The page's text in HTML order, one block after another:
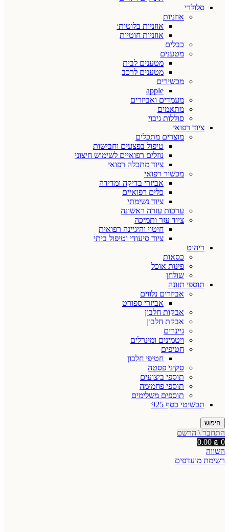
סלולרי
אוזניות
אוזניות בלוטות׳
אוזניות חוטיות
כבלים
מטענים
מטענים לבית
מטענים לרכב
מכשירים
apple
מעמדים ואביזרים
מתאמים
סוללות גיבוי
ציוד רפואי
מוצרים מתכלים
טיפול בפצעים וחבישות
נוזלים רפואיים לשימוש חיצוני
ציוד מתכלה רפואי
מכשור רפואי
אביזרי בדיקה ומדידה
כלים רפואיים
ציוד נשימתי
ערכות עזרה ראשונה
ציוד עזר ותמיכה
חיטוי והיגיינה רפואית
ציוד סיעודי וטיפול ביתי
ריהוט
כסאות
פינות אוכל
שולחן
תוספי תזונה
אביזרים נלווים
אביזרי ספורט
אבקות חלבון
אבקת חלבון
גיינרים
ויטמינים ומינרלים
חטיפים
חטיפי חלבון
סקיני פסטה
תוספי ביצועים
תוספי פחמימה
תוספים משלימים
תכשיטי כסף 925
חיפוש
התחבר \ הרשם
0
0.00 ₪
השווה
רשימת מועדפים